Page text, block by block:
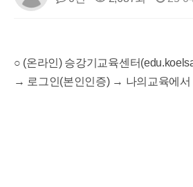
○ (온라인) 승강기교육센터
→ 로그인(본인인증) → 나의교육에서